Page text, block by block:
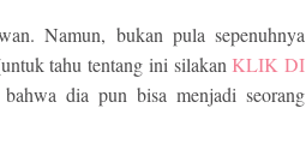
Namun, bukan pula sepenuhnya
tahu tentang ini silakan KLIK DI
dia pun bisa menjadi seorang